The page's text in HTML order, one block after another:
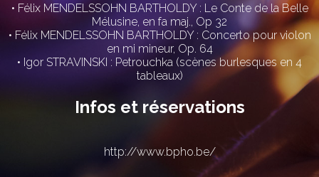
• Félix MENDELSSOHN BARTHOLDY : Le Conte de la Belle
Mélusine, en fa maj., Op 32
• Félix MENDELSSOHN BARTHOLDY : Concerto pour violon
en mi mineur, Op. 64
• Igor STRAVINSKI : Petrouchka (scènes burlesques en 4
tableaux)
Infos et réservations
http://www.bpho.be/